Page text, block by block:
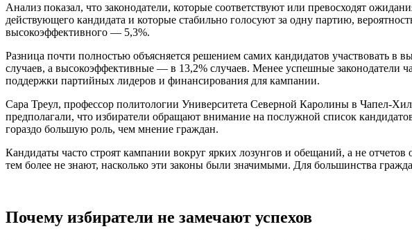
Анализ показал, что законодатели, которые соответствуют или превосходят
действующего кандидата и которые стабильно голосуют за одну партию,
высокоэффективного — 5,3%.
Разница почти полностью объясняется решением самих кандидатов участвовать
случаев, а высокоэффективные — в 13,2% случаев. Менее успешные законодатели
поддержки партийных лидеров и финансирования для кампании.
Сара Треул, профессор политологии Университета Северной Каролины в Чапел-
предполагали, что избиратели обращают внимание на послужной список
гораздо большую роль, чем мнение граждан.
Кандидаты часто строят кампании вокруг ярких лозунгов и обещаний, а не
тем более не знают, насколько эти законы были значимыми. Для большинства
Почему избиратели не замечают успехов